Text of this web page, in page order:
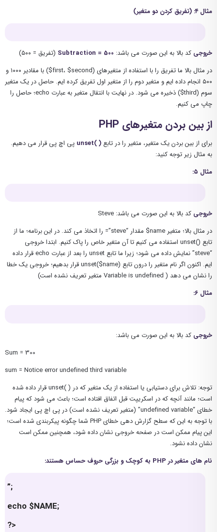
مثال ۴: (تفریق کردن دو متغیر)
خروجی کد بالا به این صورت می باشد: Subtraction = 500 (تفریق = ۵۰۰)
در مثال بالا ما تفریق را با استفاده از متغیرهای (first، $second$) با مقادیر ۱۰۰۰ و
۵۰۰ انجام داده ایم و متغیر دوم را از متغیر اول تفریق کرده ایم. حاصل در یک متغیر
سوم (third$) ذخیره می شود. در نهایت با انتقال متغیر به عبارت echo؛ حاصل را
چاپ می کنیم.
از بین بردن متغیرهای PHP
برای از بین بردن یک متغیر، متغیر را در تابع ( )
unset پی اچ پی قرار می دهیم.
به مثال زیر توجه کنید:
مثال ۵:
خروجی کد بالا به این صورت می باشد: Steve
در مثال بالا؛ متغیر name$ مقدار “steve”= را اتخاذ می کند. در این برنامه؛ ما از
تابع ()unset استفاده می کنیم تا آن متغیر خاص را پاک کنیم. ابتدا خروجی
“steve” نمایش داده می شود؛ زیرا ما تابع unset را بعد از عبارت echo قرار داده
ایم. اکنون اگر نام متغیر را درون تابع (unset($name قرار بدهیم؛ خروجی یک خطا
را نشان می دهد ( Variable is undefined متغیر تعریف نشده است)
مثال ۶:
خروجی کد بالا به این صورت می باشد:
Sum = 300
sum = Notice error undefined third variable
توجه: تلاش برای دستیابی یا استفاده از یک متغیر که در ( )unset قرار داده شده
است؛ مانند آنچه که در اسکریپت قبل اتفاق افتاده است؛ باعث می شود که پیام
خطای “undefined variable” (متغیر تعریف نشده است) در پی اچ پی ایجاد شود.
با توجه به این که سطح گزارش دهی خطای PHP شما چگونه پیکربندی شده است؛
این پیام ممکن است در صفحه خروجی نشان داده شود، همچنین ممکن است
نشان داده نشود.
نام های متغیر در PHP به کوچک و بزرگی حروف حساس هستند:
”;
echo $NAME;
?>